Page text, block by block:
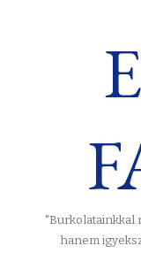
"Burkolatainkkal
hanem